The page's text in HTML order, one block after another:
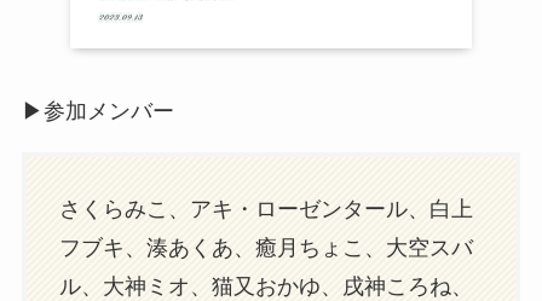
▶︎参加メンバー
さくらみこ、アキ・ローゼンタール、白上
フブキ、湊あくあ、癒月ちょこ、大空スバ
ル、大神ミオ、猫又おかゆ、戌神ころね、